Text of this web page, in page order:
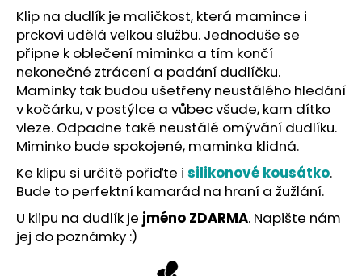
Klip na dudlík je maličkost, která mamince i
prckovi udělá velkou službu. Jednoduše se
připne k oblečení miminka a tím končí
nekonečné ztrácení a padání dudlíčku.
Maminky tak budou ušetřeny neustálého hledání
v kočárku, v postýlce a vůbec všude, kam dítko
vleze. Odpadne také neustálé omývání dudlíku.
Miminko bude spokojené, maminka klidná.
Ke klipu si určitě pořiďte i silikonové kousátko.
Bude to perfektní kamarád na hraní a žužlání.
U klipu na dudlík je jméno ZDARMA. Napište nám
jej do poznámky :)
HLEDAT
D
o
p
o
r
u
č
u
j